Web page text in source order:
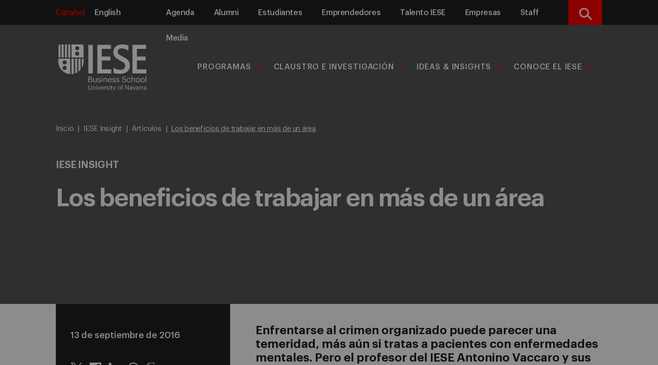
Español English Agenda Alumni Estudiantes Emprendedores Talento IESE Empresas Staff
Media
Buscar
PROGRAMAS CLAUSTRO E INVESTIGACIÓN IDEAS & INSIGHTS CONOCE EL IESE
Inicio IESE Insight Artículos Los beneficios de trabajar en más de un área
IESE INSIGHT
Los beneficios de trabajar en más de un área
13 de septiembre de 2016
Enfrentarse al crimen organizado puede parecer una
temeridad, más aún si tratas a pacientes con enfermedades
mentales. Pero el profesor del IESE Antonino Vaccaro y sus